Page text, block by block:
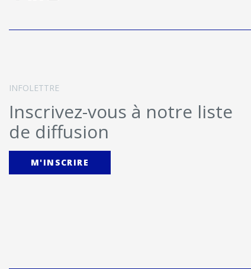
INFOLETTRE
Inscrivez-vous à notre liste
de diffusion
M'INSCRIRE